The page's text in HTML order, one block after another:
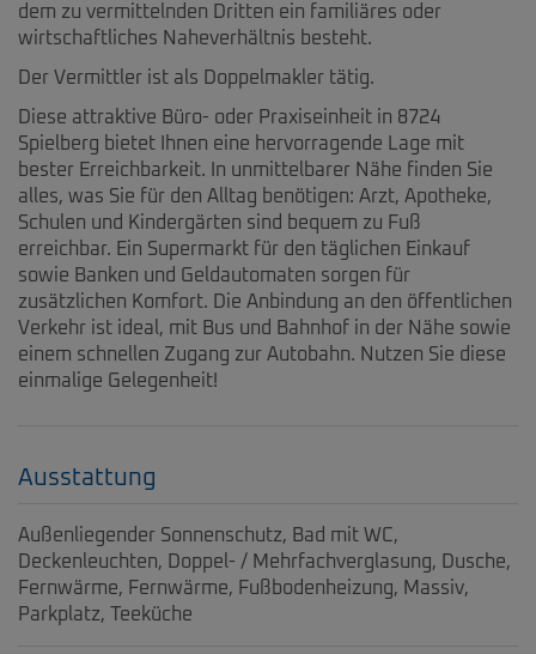
dem zu vermittelnden Dritten ein familiäres oder
wirtschaftliches Naheverhältnis besteht.
Der Vermittler ist als Doppelmakler tätig.
Diese attraktive Büro- oder Praxiseinheit in 8724
Spielberg bietet Ihnen eine hervorragende Lage mit
bester Erreichbarkeit. In unmittelbarer Nähe finden Sie
alles, was Sie für den Alltag benötigen: Arzt, Apotheke,
Schulen und Kindergärten sind bequem zu Fuß
erreichbar. Ein Supermarkt für den täglichen Einkauf
sowie Banken und Geldautomaten sorgen für
zusätzlichen Komfort. Die Anbindung an den öffentlichen
Verkehr ist ideal, mit Bus und Bahnhof in der Nähe sowie
einem schnellen Zugang zur Autobahn. Nutzen Sie diese
einmalige Gelegenheit!
Ausstattung
Außenliegender Sonnenschutz
Bad mit WC
Deckenleuchten
Doppel- / Mehrfachverglasung
Dusche
Fernwärme
Fernwärme Fußbodenheizung
Massiv
Parkplatz
Teeküche